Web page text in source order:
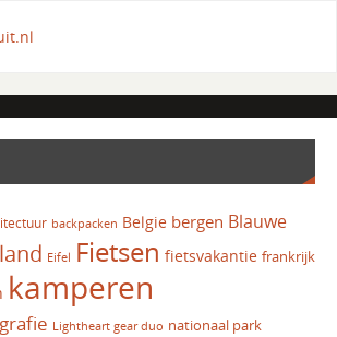
backpacken Belgie bergen Blauwe
Eifel Fietsen fietsvakantie frankrijk
kamperen
Lightheart gear duo nationaal park